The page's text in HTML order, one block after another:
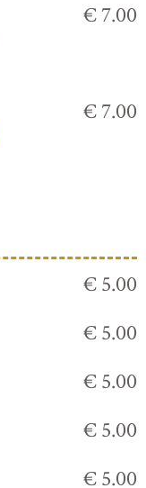
€ 7.00
€ 7.00
€ 5.00
€ 5.00
€ 5.00
€ 5.00
€ 5.00